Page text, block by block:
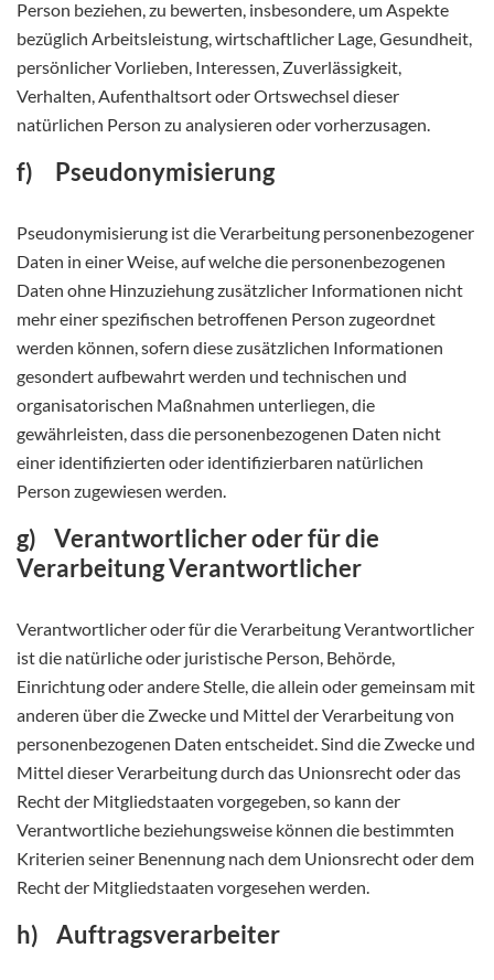
Person beziehen, zu bewerten, insbesondere, um Aspekte
bezüglich Arbeitsleistung, wirtschaftlicher Lage, Gesundheit,
persönlicher Vorlieben, Interessen, Zuverlässigkeit,
Verhalten, Aufenthaltsort oder Ortswechsel dieser
natürlichen Person zu analysieren oder vorherzusagen.
f) Pseudonymisierung
Pseudonymisierung ist die Verarbeitung personenbezogener
Daten in einer Weise, auf welche die personenbezogenen
Daten ohne Hinzuziehung zusätzlicher Informationen nicht
mehr einer spezifischen betroffenen Person zugeordnet
werden können, sofern diese zusätzlichen Informationen
gesondert aufbewahrt werden und technischen und
organisatorischen Maßnahmen unterliegen, die
gewährleisten, dass die personenbezogenen Daten nicht
einer identifizierten oder identifizierbaren natürlichen
Person zugewiesen werden.
g) Verantwortlicher oder für die
Verarbeitung Verantwortlicher
Verantwortlicher oder für die Verarbeitung Verantwortlicher
ist die natürliche oder juristische Person, Behörde,
Einrichtung oder andere Stelle, die allein oder gemeinsam mit
anderen über die Zwecke und Mittel der Verarbeitung von
personenbezogenen Daten entscheidet. Sind die Zwecke und
Mittel dieser Verarbeitung durch das Unionsrecht oder das
Recht der Mitgliedstaaten vorgegeben, so kann der
Verantwortliche beziehungsweise können die bestimmten
Kriterien seiner Benennung nach dem Unionsrecht oder dem
Recht der Mitgliedstaaten vorgesehen werden.
h) Auftragsverarbeiter